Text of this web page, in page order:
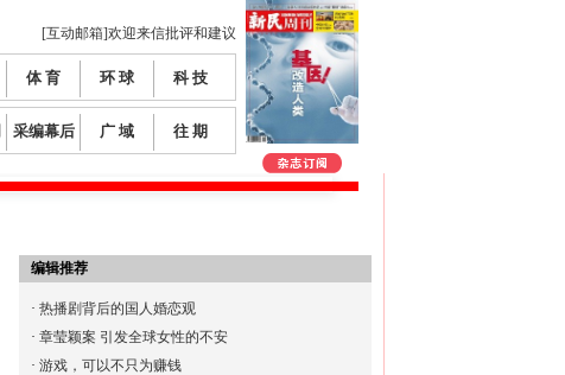
[互动邮箱]欢迎来信批评和建议
体 育 环 球 科 技
采编幕后 广 域 往 期
编辑推荐
· 热播剧背后的国人婚恋观
· 章莹颖案 引发全球女性的不安
· 游戏，可以不只为赚钱